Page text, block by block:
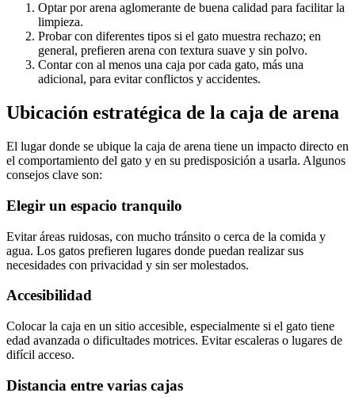
Optar por arena aglomerante de buena calidad para facilitar la
limpieza.
Probar con diferentes tipos si el gato muestra rechazo; en
general, prefieren arena con textura suave y sin polvo.
Contar con al menos una caja por cada gato, más una
adicional, para evitar conflictos y accidentes.
Ubicación estratégica de la caja de arena
El lugar donde se ubique la caja de arena tiene un impacto directo en
el comportamiento del gato y en su predisposición a usarla. Algunos
consejos clave son:
Elegir un espacio tranquilo
Evitar áreas ruidosas, con mucho tránsito o cerca de la comida y
agua. Los gatos prefieren lugares donde puedan realizar sus
necesidades con privacidad y sin ser molestados.
Accesibilidad
Colocar la caja en un sitio accesible, especialmente si el gato tiene
edad avanzada o dificultades motrices. Evitar escaleras o lugares de
difícil acceso.
Distancia entre varias cajas